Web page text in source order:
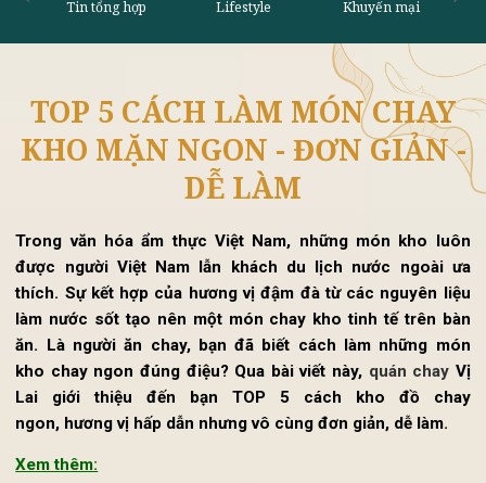
Tin tổng hợp Lifestyle
TOP 5 CÁCH LÀM MÓN CHAY
KHO MẶN NGON - ĐƠN GIẢN
DỄ LÀM
Trong văn hóa ẩm thực Việt Nam, những món kho
được người Việt Nam lẫn khách du lịch nước ngoài
thích. Sự kết hợp của hương vị đậm đà từ các nguyên
làm nước sốt tạo nên một món chay kho tinh tế trên
ăn. Là người ăn chay, bạn đã biết cách làm những
khochayngon đúng điệu? Qua bài viết này, quán chay
ngon, hương vị hấp dẫn nhưng vô cùng đơn giản, dễ làm.